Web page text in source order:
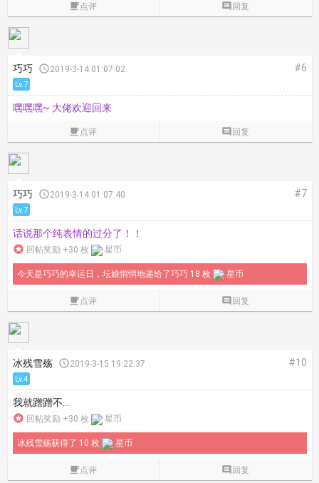
点评  回复
巧巧 2019-3-14 01:07:02 #6
Lv.7
嘿嘿嘿~ 大佬欢迎回来
点评  回复
巧巧 2019-3-14 01:07:40 #7
Lv.7
话说那个纯表情的过分了！！
 回帖奖励 +30 枚 星币
今天是巧巧的幸运日，坛娘悄悄地递给了巧巧 18 枚 星币
点评  回复
冰残雪殇 2019-3-15 19:22:37 #10
Lv.4
我就蹭蹭不...
 回帖奖励 +30 枚 星币
冰残雪殇获得了 10 枚 星币
点评  回复